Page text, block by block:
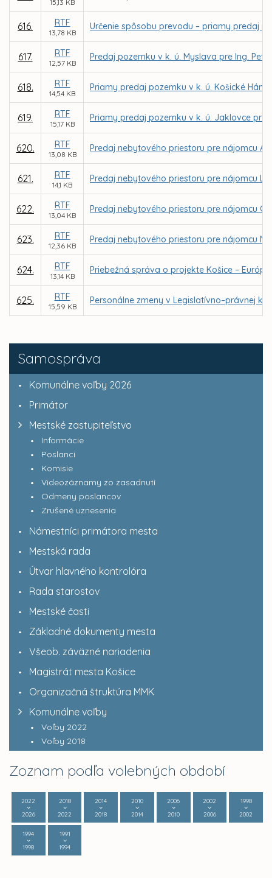
Samospráva
Komunálne voľby 2026
Primátor
Mestské zastupiteľstvo
Informácie
Poslanci
Komisie
Videozáznamy zo zasadnutí
Odmeny poslancov
Zrušené uznesenia
Námestníci primátora mesta
Mestská rada
Útvar hlavného kontrolóra
Rada starostov
Mestské časti
Základné dokumenty mesta
Všeob. záväzné nariadenia
Magistrát mesta Košice
Organizačná štruktúra MMK
Komunálne voľby
Voľby 2022
Voľby 2018
Zoznam podľa volebných období
2022
2026
2018
2022
2014
2018
2010
2014
2006
2010
2002
2006
1998
2002
1994
1998
1991
1994
15,13 KB
616. RTF
13,78 KB
Určenie spôsobu prevodu – priamy predaj
617. RTF
12,57 KB
Predaj pozemku v k. ú. Myslava pre Ing.
618. RTF
14,54 KB
Priamy predaj pozemku v k. ú. Košické
619. RTF
15,17 KB
Priamy predaj pozemku v k. ú. Jaklovce pre
620. RTF
13,08 KB
Predaj nebytového priestoru pre nájomcu
621. RTF
14,1 KB
Predaj nebytového priestoru pre nájomcu
622. RTF
13,04 KB
Predaj nebytového priestoru pre nájomcu
623. RTF
12,36 KB
Predaj nebytového priestoru pre nájomcu
624. RTF
13,14 KB
Priebežná správa o projekte Košice –
625. RTF
15,59 KB
Personálne zmeny v Legislatívno–právnej